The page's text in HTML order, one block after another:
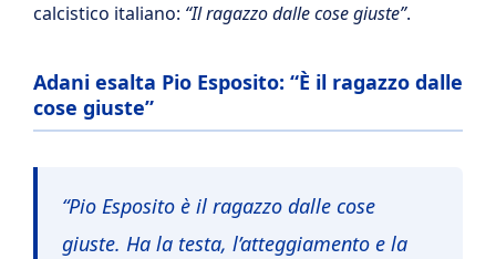
calcistico italiano: “Il ragazzo dalle cose giuste”.
Adani esalta Pio Esposito: “È il ragazzo dalle
cose giuste”
“Pio Esposito è il ragazzo dalle cose
giuste. Ha la testa, l’atteggiamento e la